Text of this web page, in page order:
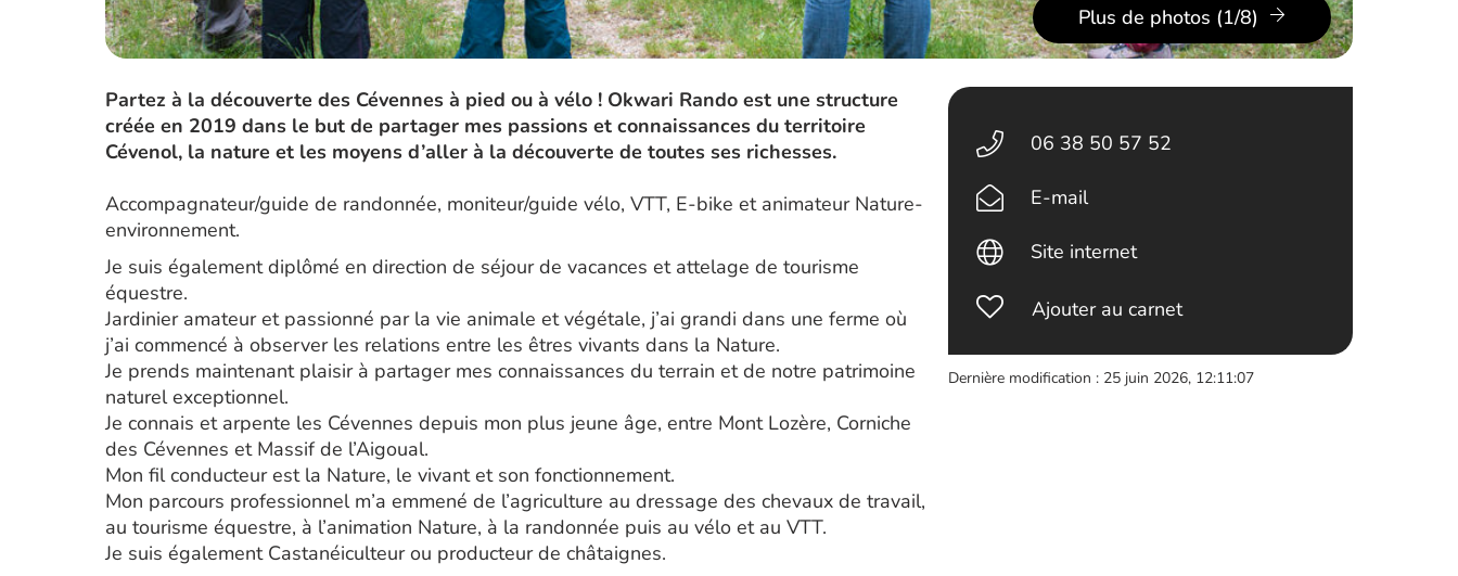
Plus de photos (1/8)
Partez à la découverte des Cévennes à pied ou à vélo ! Okwari Rando est une structure
créée en 2019 dans le but de partager mes passions et connaissances du territoire
Cévenol, la nature et les moyens d’aller à la découverte de toutes ses richesses.
Accompagnateur/guide de randonnée, moniteur/guide vélo, VTT, E-bike et animateur Nature-
environnement.
Je suis également diplômé en direction de séjour de vacances et attelage de tourisme
équestre.
Jardinier amateur et passionné par la vie animale et végétale, j’ai grandi dans une ferme où
j’ai commencé à observer les relations entre les êtres vivants dans la Nature.
Je prends maintenant plaisir à partager mes connaissances du terrain et de notre patrimoine
naturel exceptionnel.
Je connais et arpente les Cévennes depuis mon plus jeune âge, entre Mont Lozère, Corniche
des Cévennes et Massif de l’Aigoual.
Mon fil conducteur est la Nature, le vivant et son fonctionnement.
Mon parcours professionnel m’a emmené de l’agriculture au dressage des chevaux de travail,
au tourisme équestre, à l’animation Nature, à la randonnée puis au vélo et au VTT.
Je suis également Castanéiculteur ou producteur de châtaignes.
06 38 50 57 52
E-mail
Site internet
Ajouter au carnet
Dernière modification : 25 juin 2026, 12:11:07